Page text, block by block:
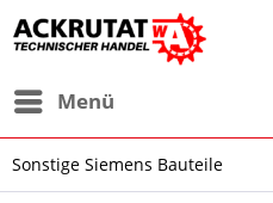
Menü
Sonstige Siemens Bauteile